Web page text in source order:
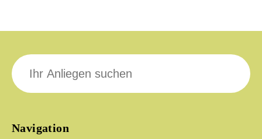
Navigation
Suche
nach: